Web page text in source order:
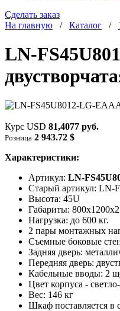
Сделать заказ
На главную / Каталог /
LN-
Курс USD 81,4077 руб.
Розница 2 943.72 $
Характеристики:
Артикул: LN-
Старый артикул: LN-
Высота: 45U
Габариты:
Нагрузка: до 600 кг.
2 пары монтажных
Съемные боковые
Задняя дверь:
Передняя дверь:
Кабельные вводы: 2
Цвет корпуса -
Вес: 146 кг
Шкаф поставляется в